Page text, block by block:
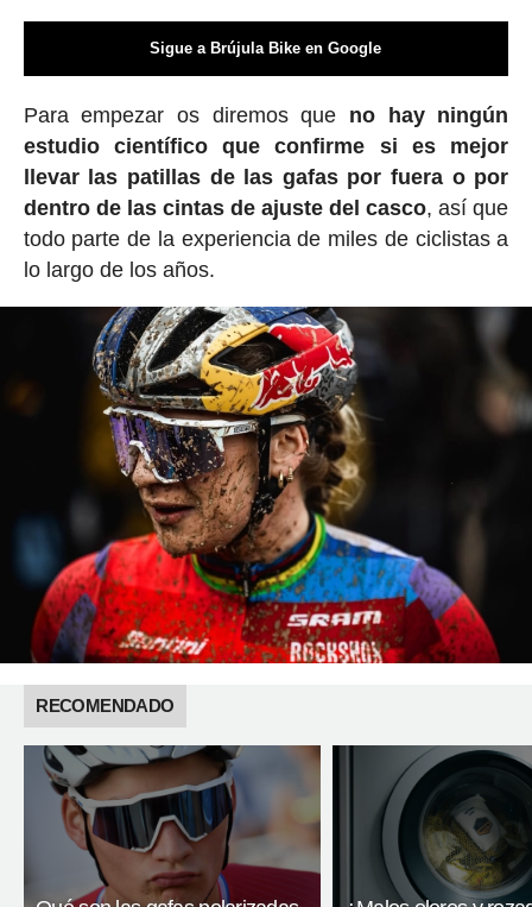
Sigue a Brújula Bike en Google
Para empezar os diremos que no hay ningún
estudio científico que confirme si es mejor
llevar las patillas de las gafas por fuera o por
dentro de las cintas de ajuste del casco, así que
todo parte de la experiencia de miles de ciclistas a
lo largo de los años.
RECOMENDADO